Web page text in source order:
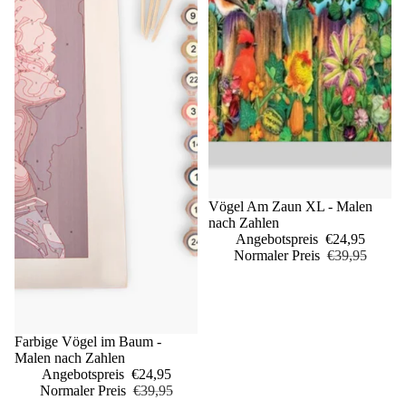
Sale
Farbige Vögel im Baum -
Malen nach Zahlen
Angebotspreis €24,95
Normaler Preis €39,95
Sale
Vögel Am Zaun XL - Malen
nach Zahlen
Angebotspreis €24,95
Normaler Preis €39,95